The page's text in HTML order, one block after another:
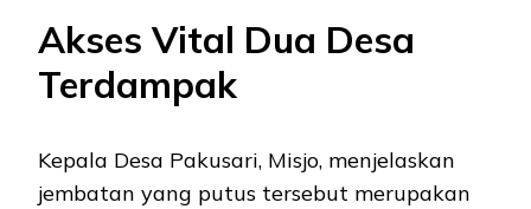
Akses Vital Dua Desa
Terdampak
Kepala Desa Pakusari, Misjo, menjelaskan
jembatan yang putus tersebut merupakan